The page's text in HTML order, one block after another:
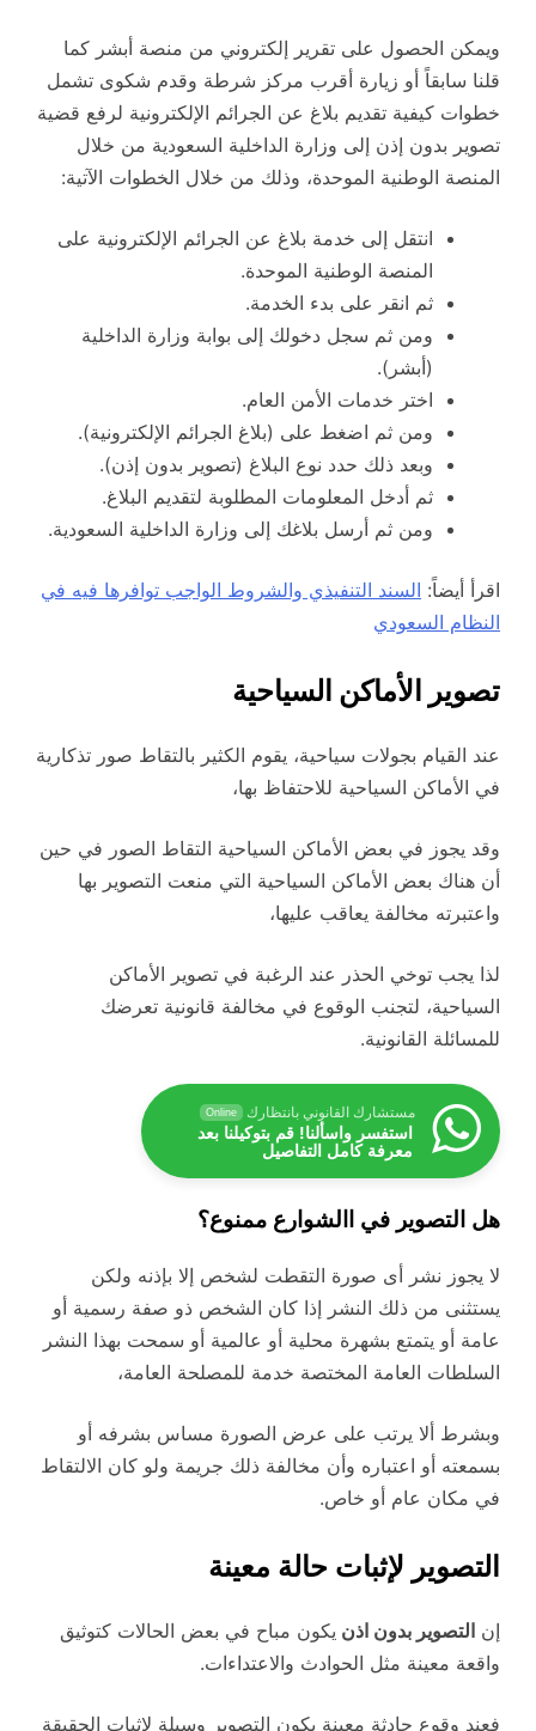
ويمكن الحصول على تقرير إلكتروني من منصة أبشر كما
قلنا سابقاً أو زيارة أقرب مركز شرطة وقدم شكوى تشمل
خطوات كيفية تقديم بلاغ عن الجرائم الإلكترونية لرفع قضية
تصوير بدون إذن إلى وزارة الداخلية السعودية من خلال
المنصة الوطنية الموحدة، وذلك من خلال الخطوات الآتية:
انتقل إلى خدمة بلاغ عن الجرائم الإلكترونية على
المنصة الوطنية الموحدة.
ثم انقر على بدء الخدمة.
ومن ثم سجل دخولك إلى بوابة وزارة الداخلية
(أبشر).
اختر خدمات الأمن العام.
ومن ثم اضغط على (بلاغ الجرائم الإلكترونية).
وبعد ذلك حدد نوع البلاغ (تصوير بدون إذن).
ثم أدخل المعلومات المطلوبة لتقديم البلاغ.
ومن ثم أرسل بلاغك إلى وزارة الداخلية السعودية.
اقرأ أيضاً: السند التنفيذي والشروط الواجب توافرها فيه في
النظام السعودي
تصوير الأماكن السياحية
عند القيام بجولات سياحية، يقوم الكثير بالتقاط صور تذكارية
في الأماكن السياحية للاحتفاظ بها،
وقد يجوز في بعض الأماكن السياحية التقاط الصور في حين
أن هناك بعض الأماكن السياحية التي منعت التصوير بها
واعتبرته مخالفة يعاقب عليها،
لذا يجب توخي الحذر عند الرغبة في تصوير الأماكن
السياحية، لتجنب الوقوع في مخالفة قانونية تعرضك
للمسائلة القانونية.
مستشارك القانوني بانتظارك Online
استفسر واسألنا! قم بتوكيلنا بعد
معرفة كامل التفاصيل
هل التصوير في االشوارع ممنوع؟
لا يجوز نشر أى صورة التقطت لشخص إلا بإذنه ولكن
يستثنى من ذلك النشر إذا كان الشخص ذو صفة رسمية أو
عامة أو يتمتع بشهرة محلية أو عالمية أو سمحت بهذا النشر
السلطات العامة المختصة خدمة للمصلحة العامة،
وبشرط ألا يرتب على عرض الصورة مساس بشرفه أو
بسمعته أو اعتباره وأن مخالفة ذلك جريمة ولو كان الالتقاط
في مكان عام أو خاص.
التصوير لإثبات حالة معينة
إن التصوير بدون اذن يكون مباح في بعض الحالات كتوثيق
واقعة معينة مثل الحوادث والاعتداءات.
فعند وقوع حادثة معينة يكون التصوير وسيلة لإثبات الحقيقة